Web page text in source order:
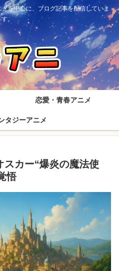
を中心に、ブログ記事を配信していま
す。
恋愛・青春アニメ
タジーアニメ
スカー“爆炎の魔法使
悟